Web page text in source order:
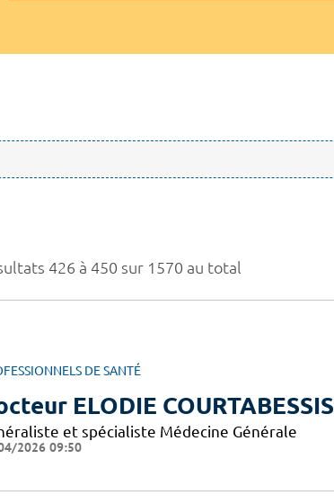
426 à 450 sur 1570 au total
DE SANTÉ
ELODIE COURTABESSIS
et spécialiste Médecine Générale
2026 09:50